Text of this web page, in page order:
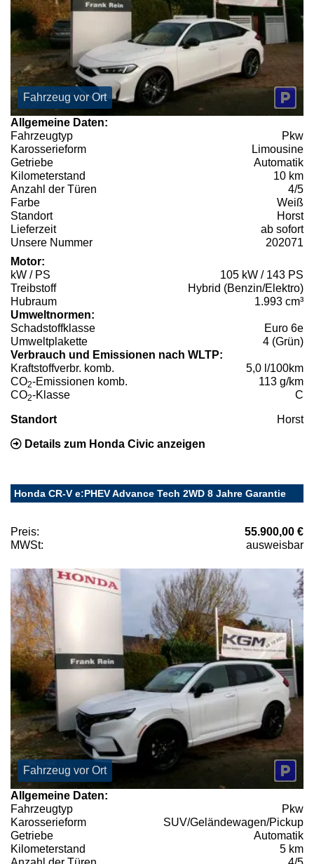
Fahrzeug vor Ort
Allgemeine Daten:
Fahrzeugtyp
Pkw
Karosserieform
Limousine
Getriebe
Automatik
Kilometerstand
10 km
Anzahl der Türen
4/5
Farbe
Weiß
Standort
Horst
Lieferzeit
ab sofort
Unsere Nummer
202071
Motor:
kW / PS
105 kW / 143 PS
Treibstoff
Hybrid (Benzin/Elektro)
Hubraum
1.993 cm³
Umweltnormen:
Schadstoffklasse
Euro 6e
Umweltplakette
4 (Grün)
Verbrauch und Emissionen nach WLTP:
Kraftstoffverbr. komb.
5,0 l/100km
CO2-Emissionen komb.
113 g/km
CO2-Klasse C
Standort Horst
Details zum Honda Civic anzeigen
Honda CR-V e:PHEV Advance Tech 2WD 8 Jahre Garantie
Preis:
55.900,00 €
MWSt:
ausweisbar
Fahrzeug vor Ort
Allgemeine Daten:
Fahrzeugtyp
Pkw
Karosserieform
SUV/Geländewagen/Pickup
Getriebe
Automatik
Kilometerstand
5 km